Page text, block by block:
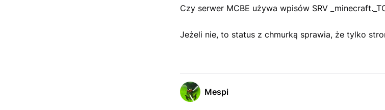
Czy serwer MCBE używa wpisów SRV
Jeżeli nie, to status z chmurką sprawia, że tylko
Mespi